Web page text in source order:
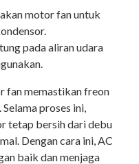
motor fan untuk
pada aliran udara
fan memastikan freon
proses ini,
tetap bersih dari debu
Dengan cara ini, AC
baik dan menjaga